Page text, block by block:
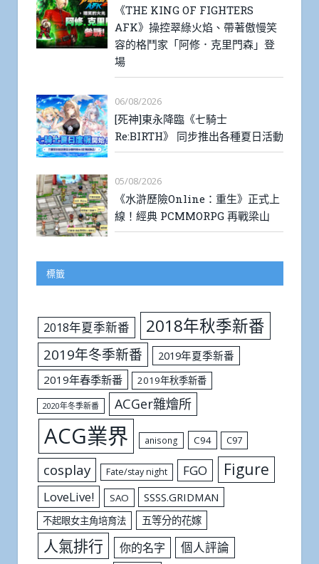
《THE KING OF FIGHTERS
AFK》操控翠綠火焰、帶著傲慢笑
容的格鬥家「阿修．克里門森」登
場
06/08/2026
[死神]東永降臨《七騎士
Re:BIRTH》 同步推出各種夏日活動
05/08/2026
《水滸歷險Online：重生》正式上
線！經典 PCMMORPG 再戰梁山
標籤
2018年夏季新番 2018年秋季新番
2019年冬季新番
2019年夏季新番
2019年春季新番
2019年秋季新番
2020年冬季新番 ACGer雜燴所
ACG業界 anisong C94 C97
cosplay Fate/stay night FGO Figure
LoveLive! SAO SSSS.GRIDMAN
不起眼女主角培育法 五等分的花嫁
人氣排行 你的名字 個人評論